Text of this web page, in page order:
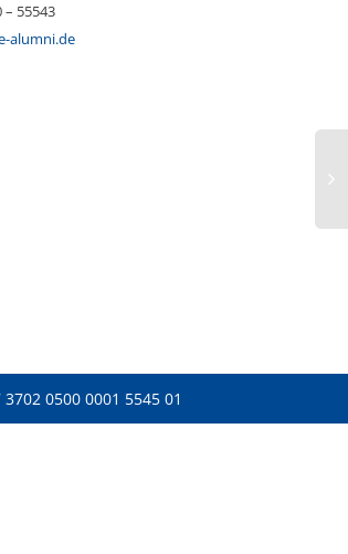
– 55543
alumni.de
0500 0001 5545 01